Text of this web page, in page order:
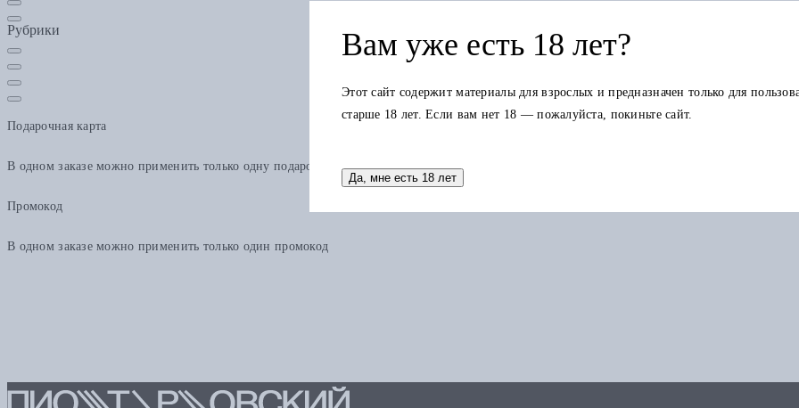
Рубрики
Подарочная карта
В одном заказе можно применить только одну подарочную карту. Остаток по карте можно использовать в других заказах.
Промокод
В одном заказе можно применить только один промокод
Вам уже есть 18 лет?
Этот сайт содержит материалы для взрослых и предназначен только для
старше 18 лет. Если вам нет 18 — пожалуйста, покиньте сайт.
Да, мне есть 18 лет